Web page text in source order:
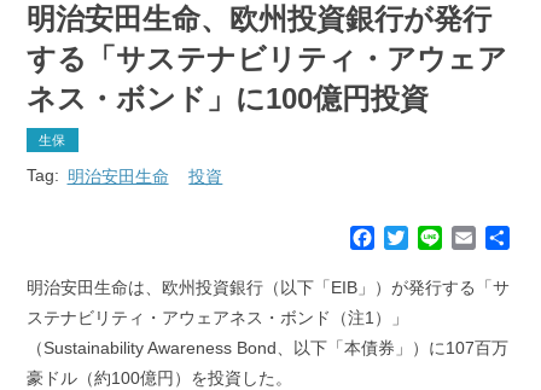
明治安田生命、欧州投資銀行が発行
する「サステナビリティ・アウェア
ネス・ボンド」に100億円投資
生保
Tag: 明治安田生命 投資
c
e
b
o
T
i
e
n
E
a
明治安田生命は、欧州投資銀行（以下「EIB」）が発行する「サ
ステナビリティ・アウェアネス・ボンド（注1）」
（Sustainability Awareness Bond、以下「本債券」）に107百万
豪ドル（約100億円）を投資した。